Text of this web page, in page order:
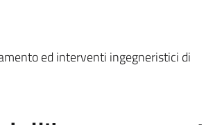
ed interventi ingegneristici di